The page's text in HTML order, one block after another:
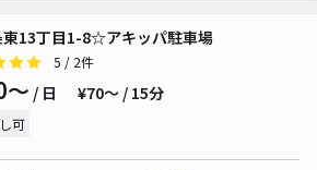
東13丁目1-8☆アキッパ駐車場
5 / 2件
/ 日 ¥70〜 / 15分
可